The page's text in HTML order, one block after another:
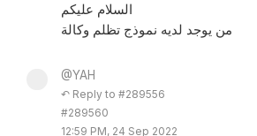
السلام عليكم
من يوجد لديه نموذج تظلم وكالة
@YAH
↶ Reply to #289556
#289560
12:59 PM, 24 Sep 2022